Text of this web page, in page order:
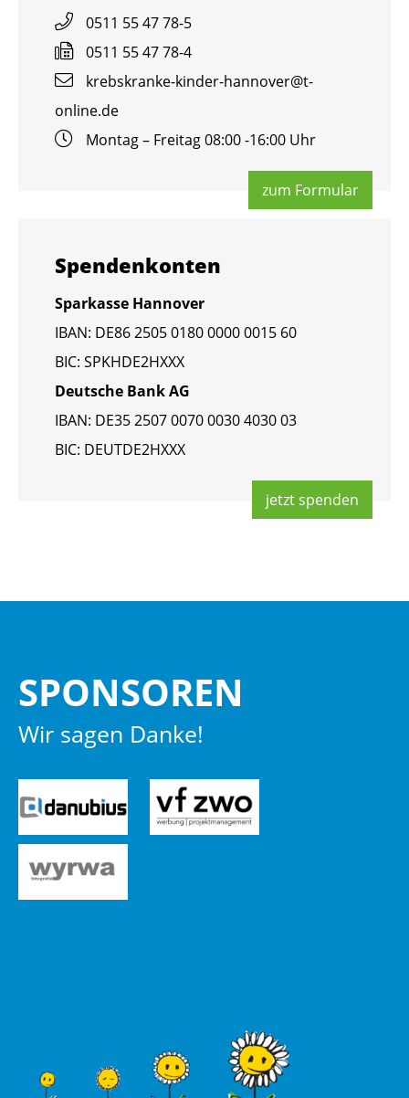
0511 55 47 78-5
0511 55 47 78-4
krebs­kran­ke-kin­der-han­no­ver@​t-​
online.​de
Mon­tag – Frei­tag 08:00 -16:00 Uhr
zum For­mu­lar
Spen­den­kon­ten
Spar­kas­se Han­no­ver
IBAN: DE86 2505 0180 0000 0015 60
BIC: SPKHDE2HXXX
Deut­sche Bank AG
IBAN: DE35 2507 0070 0030 4030 03
BIC: DEUT­DE2HXXX
jetzt spen­den
SPON­SO­REN
Wir sagen Danke!